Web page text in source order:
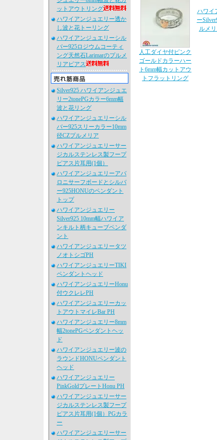
ットアウトリング
ハワイアンジュエリー透か
し波と花トーリング
ハワイアンジュエリーシル
バー925ロジウムコーティ
ング天然石Larimarのプルメ
リアピアス
Silver925 ハワイアンジュエ
リー2tonePGカラー6mm幅
波と花リング
ハワイアンジュエリーシル
バー925スリーカラー10mm
径CZプルメリア
ハワイアンジュエリーサー
ジカルステンレス製フープ
ピアス片耳用(1個）
ハワイアンジュエリーアバ
ロニサーフボードとシルバ
ー925HONUのペンダント
トップ
ハワイアンジュエリー
Silver925 10mm幅ハワイア
ンキルト柄キューブペンダ
ント
ハワイアンジュエリータツ
ノオトシゴPH
ハワイアンジュエリーTIKI
ペンダントヘッド
ハワイアンジュエリーHonu
付ウクレレPH
ハワイアンジュエリーカッ
トアウトマイレBar PH
ハワイアンジュエリー8mm
幅2tonePGペンダントヘッ
ド
ハワイアンジュエリー波の
ラウンドHONUペンダント
ヘッド
ハワイアンジュエリー
PinkGoldプレートHonu PH
ハワイアンジュエリーサー
ジカルステンレス製フープ
ピアス片耳用(1個）PGカラ
ー
ハワイアンジュエリーサー
人工ダイヤ付ピンク
ゴールドカラーハー
ト6mm幅カットアウ
トフラットリング
ハワイ
ー
ルメ